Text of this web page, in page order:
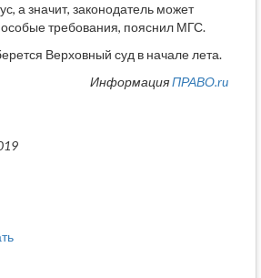
а значит, законодатель может
требования, пояснил МГС.
Верховный суд в начале лета.
ИнформацияПРАВО.ru